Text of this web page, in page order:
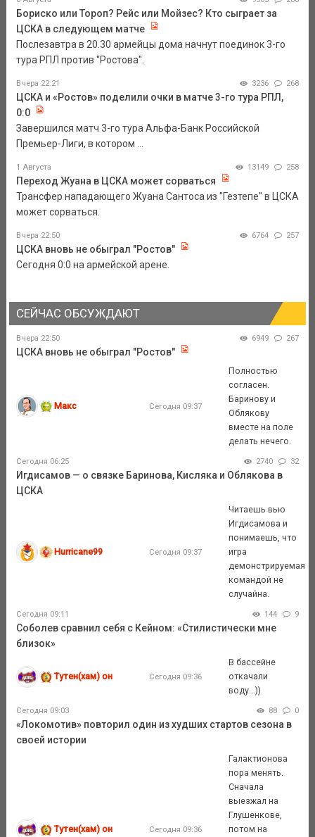
Бориско или Тороп? Рейс или Мойзес? Кто сыграет за
ЦСКА в следующем матче
Послезавтра в 20.30 армейцы дома начнут поединок 3-го
тура РПЛ против "Ростова".
Вчера 22:21 3236 268
ЦСКА и «Ростов» поделили очки в матче 3-го тура РПЛ,
0:0
Завершился матч 3-го тура Альфа-Банк Российской
Премьер-Лиги, в котором ...
1 Августа 13149 258
Переход Жуана в ЦСКА может сорваться
Трансфер нападающего Жуана Сантоса из "Гезтепе" в ЦСКА
может сорваться.
Вчера 22:50 6764 257
ЦСКА вновь не обыграл "Ростов"
Сегодня 0:0 на армейской арене.
СЕЙЧАС ОБСУЖДАЮТ
Вчера 22:50 6949 267
ЦСКА вновь не обыграл "Ростов"
Макс Сегодня 09:37
Полностью
согласен.
Баринову и
Облякову
вместе на поле
делать нечего.
Сегодня 06:25 2740 32
Игдисамов — о связке Баринова, Кисляка и Облякова в
ЦСКА
Hurricane99 Сегодня 09:37
Читаешь вью
Игдисамова и
понимаешь, что
игра
демонстрируемая
командой не
случайна.
Сегодня 09:11 144 9
Соболев сравнил себя с Кейном: «Стилистически мне
близок»
Тутен(хам) он Сегодня 09:36
В бассейне
откачали
воду...))
Сегодня 09:03 88 0
«Локомотив» повторил один из худших стартов сезона в
своей истории
Тутен(хам) он Сегодня 09:36
Галактионова
пора менять.
Сначала
выезжал на
Глушенкове,
потом на